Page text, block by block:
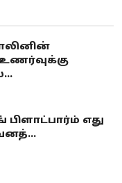
பிளாட்பார்ம் எது